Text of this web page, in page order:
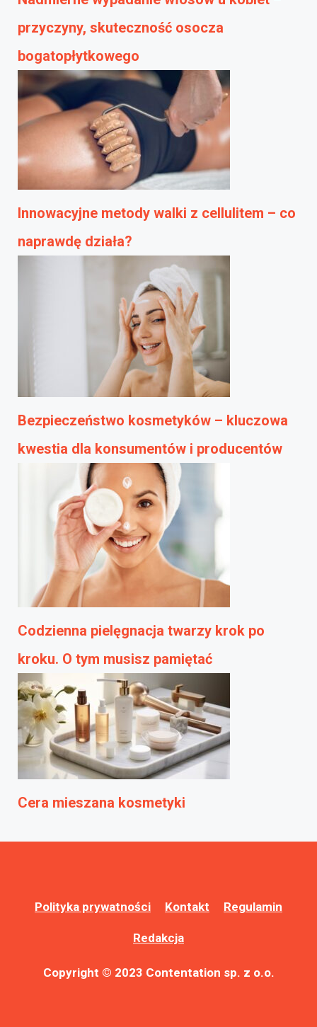
przyczyny, skuteczność osocza
bogatopłytkowego
Innowacyjne metody walki z cellulitem – co
naprawdę działa?
Bezpieczeństwo kosmetyków – kluczowa
kwestia dla konsumentów i producentów
Codzienna pielęgnacja twarzy krok po
kroku. O tym musisz pamiętać
Cera mieszana kosmetyki
Polityka prywatności Kontakt Regulamin
Redakcja
Copyright © 2023 Contentation sp. z o.o.